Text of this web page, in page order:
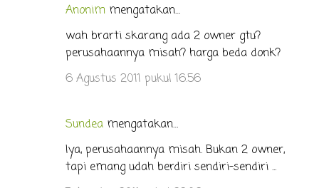
Anonim mengatakan…
wah brarti skarang ada 2 owner gtu?
perusahaannya misah? harga beda donk?
6 Agustus 2011 pukul 16.56
Sundea mengatakan…
Iya, perusahaannya misah. Bukan 2 owner,
tapi emang udah berdiri sendiri-sendiri ...